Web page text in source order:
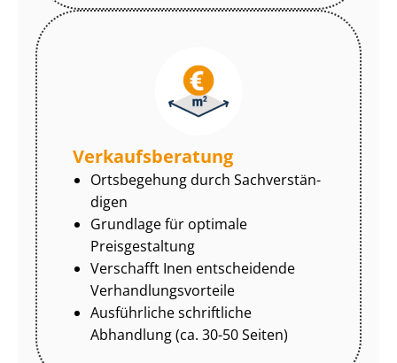
Ver­kaufs­be­ra­tung
Ortsbegehung durch Sach­ver­stän­
di­gen
Grundlage für optimale
Preisgestaltung
Verschafft Inen entscheidende
Ver­hand­lungs­vor­tei­le
Ausführliche schriftliche
Abhandlung (ca. 30-50 Seiten)